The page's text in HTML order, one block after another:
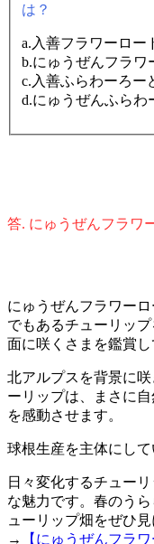
は？
a.入善フラワーロー
b.にゅうぜんフラワ
c.入善ふらわーろー
d.にゅうぜんふらわ
答. にゅうぜんフラワ
にゅうぜんフラワー
でもあるチューリッ
面に咲くさまを鑑賞
北アルプスを背景に
ーリップは、まさに
を感動させます。
球根生産を主体にして
日々変化するチュー
な魅力です。春のう
ューリップ畑をぜひ見
→
【にゅうぜんフラ